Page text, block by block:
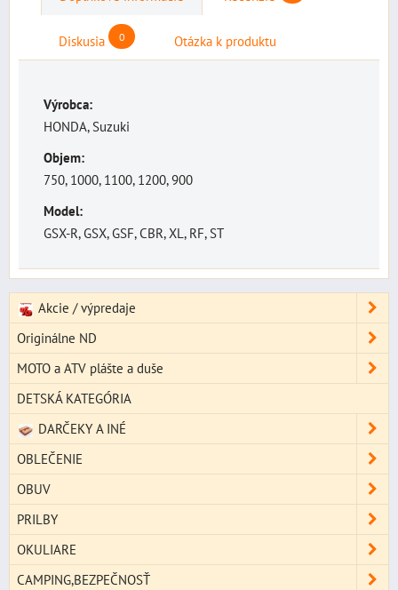
Diskusia 0 Otázka k produktu
Výrobca:
HONDA, Suzuki
Objem:
750, 1000, 1100, 1200, 900
Model:
GSX-R, GSX, GSF, CBR, XL, RF, ST
Akcie / výpredaje
Originálne ND
MOTO a ATV plášte a duše
DETSKÁ KATEGÓRIA
DARČEKY A INÉ
OBLEČENIE
OBUV
PRILBY
OKULIARE
CAMPING,BEZPEČNOSŤ